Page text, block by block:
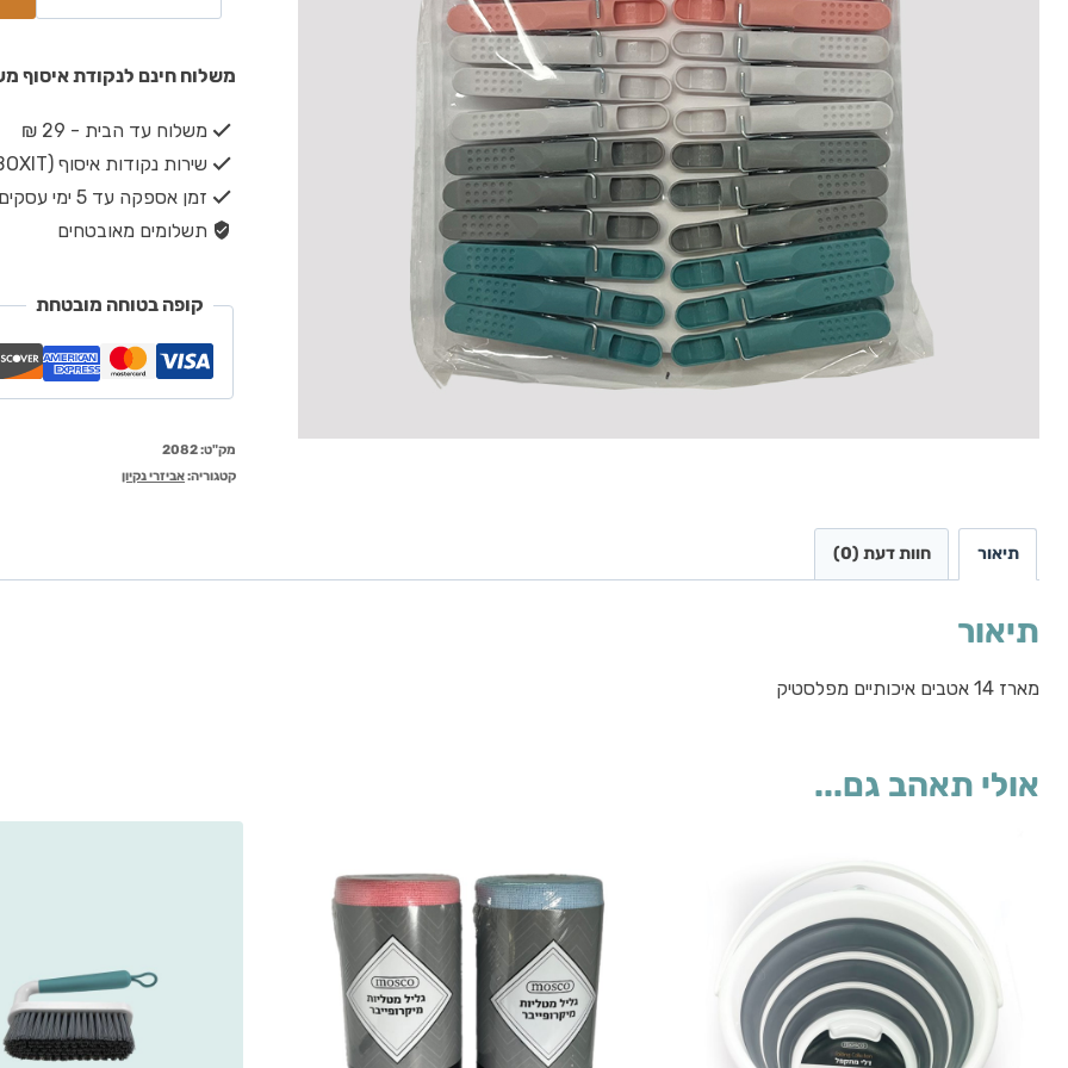
משלוח חינם לנקודת איסוף מעל ₪149 · משלוח חינם עד הבית
משלוח עד הבית - 29 ₪
שירות נקודות איסוף (BOXIT) - 19 ₪
זמן אספקה עד 5 ימי עסקים
תשלומים מאובטחים
קופה בטוחה מובטחת
מק"ט:2082
קטגוריה:אביזרי נקיון
תיאור חוות דעת (0)
תיאור
מארז 14 אטבים איכותיים מפלסטיק
אולי תאהב גם...